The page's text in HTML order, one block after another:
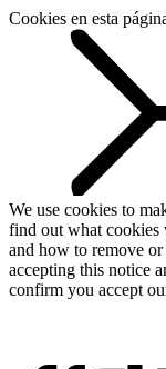
Cookies en esta
We use cookies to
find out what cookies
and how to remove
accepting this notice
confirm you accept